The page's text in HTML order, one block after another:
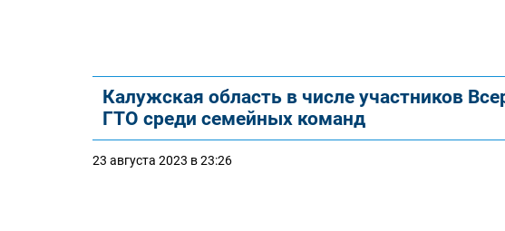
Калужская область в числе участников
ГТО среди семейных команд
23 августа 2023 в 23:26